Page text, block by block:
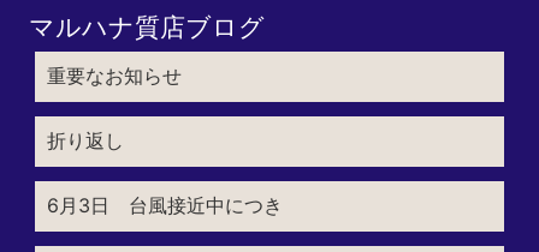
マルハナ質店ブログ
重要なお知らせ
折り返し
6月3日 台風接近中につき